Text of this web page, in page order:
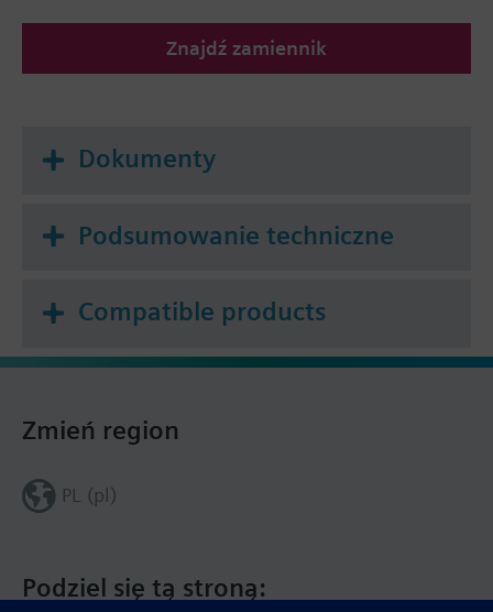
Znajdź zamiennik
Dokumenty
Podsumowanie techniczne
Compatible products
Podziel się tą stroną:
Zmień region
PL (pl)